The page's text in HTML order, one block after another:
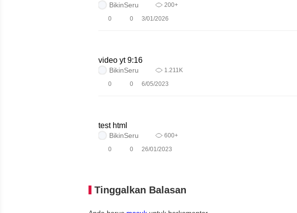
BikinSeru
200+
0
0 3/01/2026
video yt 9:16
BikinSeru
1.211K
0
0 6/05/2023
test html
BikinSeru
600+
0
0 26/01/2023
Tinggalkan Balasan